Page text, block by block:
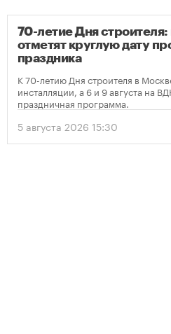
70-летие Дня строителя:
отметят круглую дату
праздника
К 70-летию Дня строителя в
инсталляции, а 6 и 9 августа на
праздничная программа.
5 августа 2026 15:30